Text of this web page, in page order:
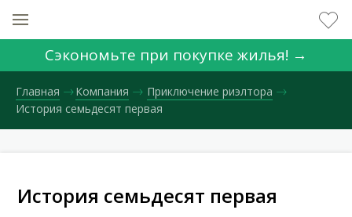
Сэкономьте при покупке жилья! →
Главная Компания
Приключение риэлтора
История семьдесят первая
История семьдесят первая